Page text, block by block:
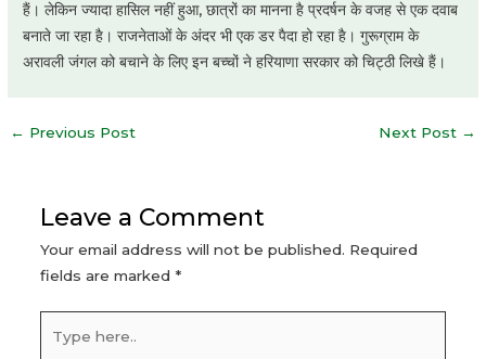
हैं। लेकिन ज्यादा हासिल नहीं हुआ, छात्रों का मानना है प्रदर्षन के वजह से एक दवाब
बनाते जा रहा है। राजनेताओं के अंदर भी एक डर पैदा हो रहा है। गुरूग्राम के
अरावली जंगल को बचाने के लिए इन बच्चों ने हरियाणा सरकार को चिट्ठी लिखे हैं।
Post
← Previous Post Next Post →
Leave a Comment
Your email address will not be published. Required
fields are marked *
here..